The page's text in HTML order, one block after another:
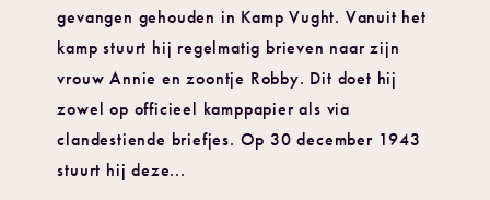
gevangen gehouden in Kamp Vught. Vanuit het
kamp stuurt hij regelmatig brieven naar zijn
vrouw Annie en zoontje Robby. Dit doet hij
zowel op officieel kamppapier als via
clandestiende briefjes. Op 30 december 1943
stuurt hij deze...